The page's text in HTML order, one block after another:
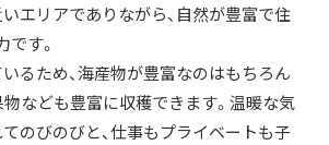
エリアでありながら、自然が豊富で住
す。
いるため、海産物が豊富なのはもちろん
物なども豊富に収穫できます。温暖な気
のびのびと、仕事もプライベートも子